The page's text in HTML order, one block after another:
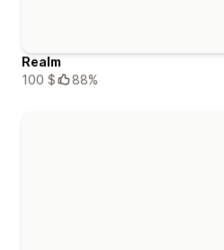
Realm
100 $
88%